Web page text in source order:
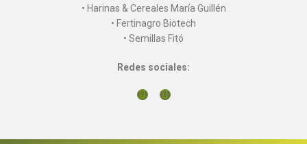
• Harinas & Cereales María Guillén
• Fertinagro Biotech
• Semillas Fitó
Redes sociales: